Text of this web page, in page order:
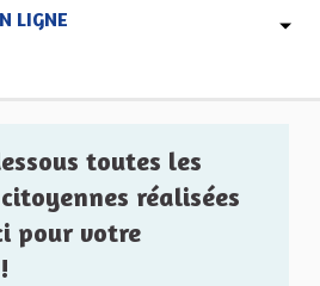
LIGNE
toutes les
réalisées
pour votre